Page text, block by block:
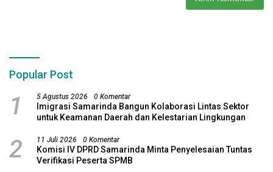
Popular Post
1 5 Agustus 2026 0 Komentar
Imigrasi Samarinda Bangun Kolaborasi Lintas Sektor
untuk Keamanan Daerah dan Kelestarian Lingkungan
2 11 Juli 2026 0 Komentar
Komisi IV DPRD Samarinda Minta Penyelesaian Tuntas
Verifikasi Peserta SPMB